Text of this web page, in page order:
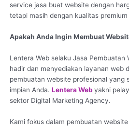
service jasa buat website dengan
tetapi masih dengan kualitas
Apakah Anda Ingin Membuat
Lentera Web selaku Jasa Pembuatan
hadir dan menyediakan layanan web
pembuatan website profesional yang
impian Anda. Lentera Web yakni
sektor Digital Marketing Agency.
Kami fokus dalam pembuatan